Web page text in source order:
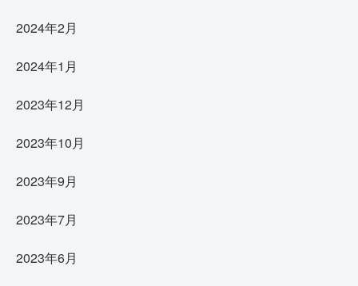
2024年2月
2024年1月
2023年12月
2023年10月
2023年9月
2023年7月
2023年6月